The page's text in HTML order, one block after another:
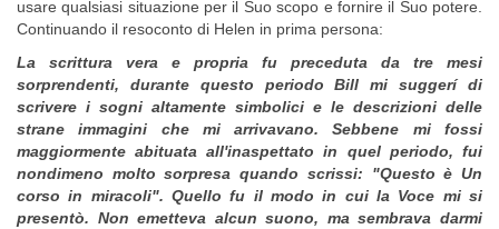
usare qualsiasi situazione per il Suo scopo e fornire il Suo potere.
Continuando il resoconto di Helen in prima persona:
La scrittura vera e propria fu preceduta da tre mesi
sorprendenti, durante questo periodo Bill mi suggerí di
scrivere i sogni altamente simbolici e le descrizioni delle
strane immagini che mi arrivavano. Sebbene mi fossi
maggiormente abituata all'inaspettato in quel periodo, fui
nondimeno molto sorpresa quando scrissi: "Questo è Un
corso in miracoli". Quello fu il modo in cui la Voce mi si
presentò. Non emetteva alcun suono, ma sembrava darmi